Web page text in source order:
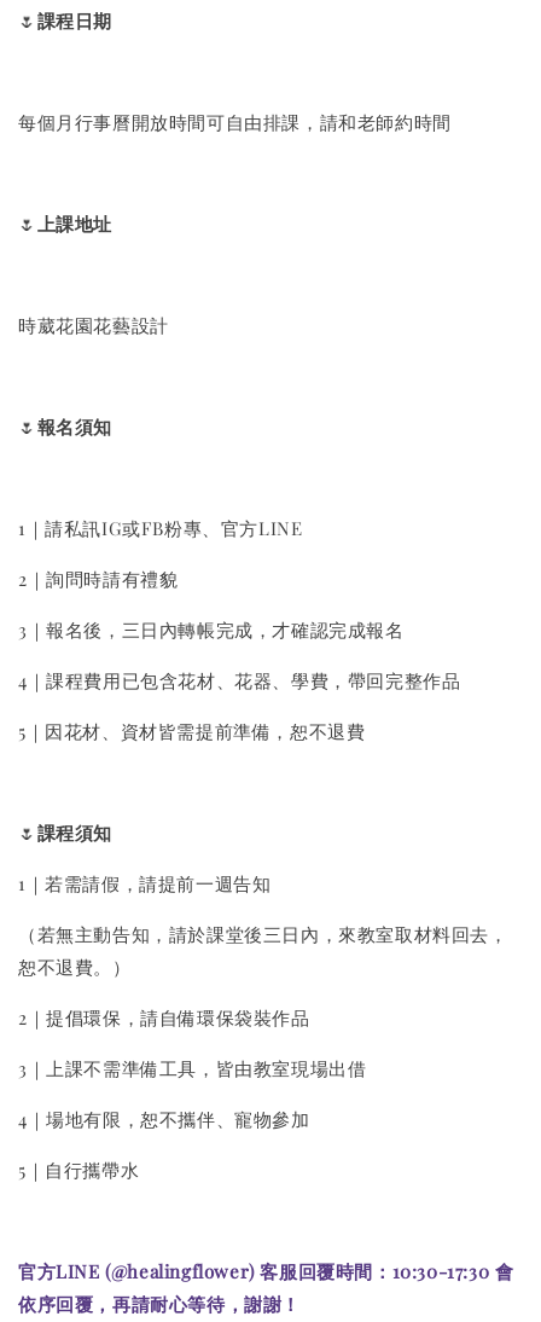
🌷 課程日期
每個月行事曆開放時間可自由排課，請和老師約時間
🌷 上課地址
時葳花園花藝設計
🌷 報名須知
1｜請私訊IG或FB粉專、官方LINE
2｜詢問時請有禮貌
3｜報名後，三日內轉帳完成，才確認完成報名
4｜課程費用已包含花材、花器、學費，帶回完整作品
5｜因花材、資材皆需提前準備，恕不退費
🌷 課程須知
1｜若需請假，請提前一週告知
（若無主動告知，請於課堂後三日內，來教室取材料回去，
恕不退費。）
2｜提倡環保，請自備環保袋裝作品
3｜上課不需準備工具，皆由教室現場出借
4｜場地有限，恕不攜伴、寵物參加
5｜自行攜帶水
官方LINE (@healingflower) 客服回覆時間：10:30-17:30 會
依序回覆，再請耐心等待，謝謝！